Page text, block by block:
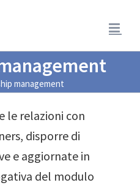
management
le relazioni con
disporre di
e aggiornate in
del modulo